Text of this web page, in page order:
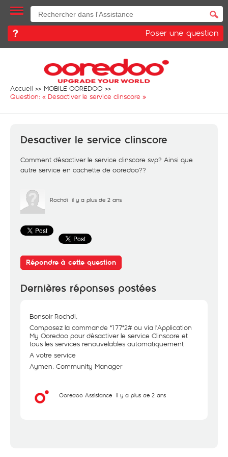
Poser une question
Accueil
MOBILE OOREDOO
Question: « Desactiver le service clinscore »
Desactiver le service clinscore
Comment désactiver le service clinscore svp? Ainsi que
autre service en cachette de ooredoo??
Rochdi il y a plus de 2 ans
Répondre à cette question
Dernières réponses postées
Bonsoir Rochdi,
Composez la commande *177*2# ou via l'Application
My Ooredoo pour désactiver le service Clinscore et
tous les services renouvelables automatiquement
A votre service
Aymen, Community Manager
Ooredoo Assistance il y a plus de 2 ans